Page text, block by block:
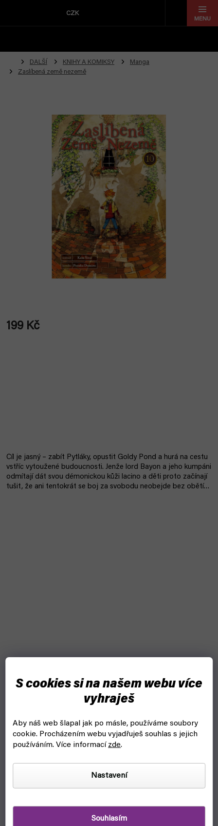
S cookies si na našem webu více
vyhraješ
Aby náš web šlapal jak po másle, používáme soubory
cookie. Procházením webu vyjadřuješ souhlas s jejich
používáním. Více informacízde.
Nastavení
Souhlasím
CZK
DALŠÍ KNIHY A KOMIKSY
Manga
Zaslíbená země nezemě
199 Kč
Cíl je jasný – zabít Pytláky, opustit Goldy Pond a hurá na cestu
vstříc vytoužené budoucnosti. Jenže lord Bayon a jeho kumpáni
odmítají dát svou démonickou kůži lacino a děti proto začínají
tušit, že ani tentokrát se boj za svobodu neobejde bez obětí…
Zaslíbená Země Nezemě 13 - manga (Crew)
199 Kč Do košíku
ještě horší. Zatímco Emma a děti utíkají před svými